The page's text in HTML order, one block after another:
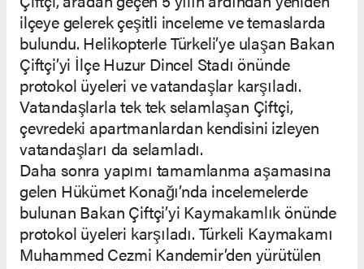
ilçeye gelerek çeşitli inceleme ve temaslarda
bulundu. Helikopterle Türkeli’ye ulaşan Bakan
Çiftçi’yi İlçe Huzur Dincel Stadı önünde
protokol üyeleri ve vatandaşlar karşıladı.
Vatandaşlarla tek tek selamlaşan Çiftçi,
çevredeki apartmanlardan kendisini izleyen
vatandaşları da selamladı.
Daha sonra yapımı tamamlanma aşamasına
gelen Hükümet Konağı’nda incelemelerde
bulunan Bakan Çiftçi’yi Kaymakamlık önünde
protokol üyeleri karşıladı. Türkeli Kaymakamı
Muhammed Cezmi Kandemir’den yürütülen